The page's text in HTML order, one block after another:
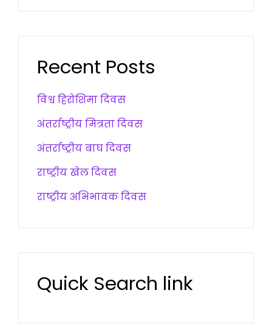
Recent Posts
विश्व हिरोशिमा दिवस
अंतर्राष्ट्रीय मित्रता दिवस
अंतर्राष्ट्रीय बाघ दिवस
राष्ट्रीय खेल दिवस
राष्ट्रीय अभिभावक दिवस
Quick Search link